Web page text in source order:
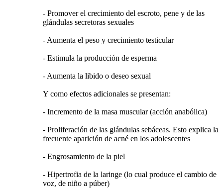
- Promover el crecimiento del escroto, pene y de las
glándulas secretoras sexuales
- Aumenta el peso y crecimiento testicular
- Estimula la producción de esperma
- Aumenta la libido o deseo sexual
Y como efectos adicionales se presentan:
- Incremento de la masa muscular (acción anabólica)
- Proliferación de las glándulas sebáceas. Esto explica la
frecuente aparición de acné en los adolescentes
- Engrosamiento de la piel
- Hipertrofia de la laringe (lo cual produce el cambio de
voz, de niño a púber)